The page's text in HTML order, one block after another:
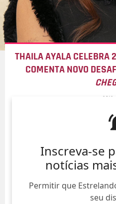
Inscreva-se
notícias
Permitir que
seu
THAILA AYALA CELEBRA
COMENTA NOVO
10/